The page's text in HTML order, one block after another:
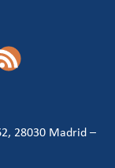
28030 Madrid –